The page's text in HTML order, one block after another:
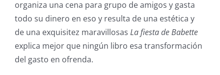
organiza una cena para grupo de amigos y gasta
todo su dinero en eso y resulta de una estética y
de una exquisitez maravillosas La fiesta de Babette
explica mejor que ningún libro esa transformación
del gasto en ofrenda.